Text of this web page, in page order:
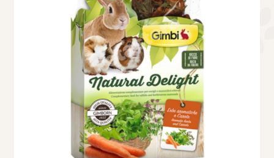
Κρεβατάκια
Τσάντες μεταφοράς
Επικοινωνία
Φροντίδα – Είδη Υγιεινής